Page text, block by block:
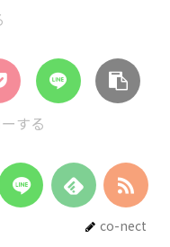
する
co-nect